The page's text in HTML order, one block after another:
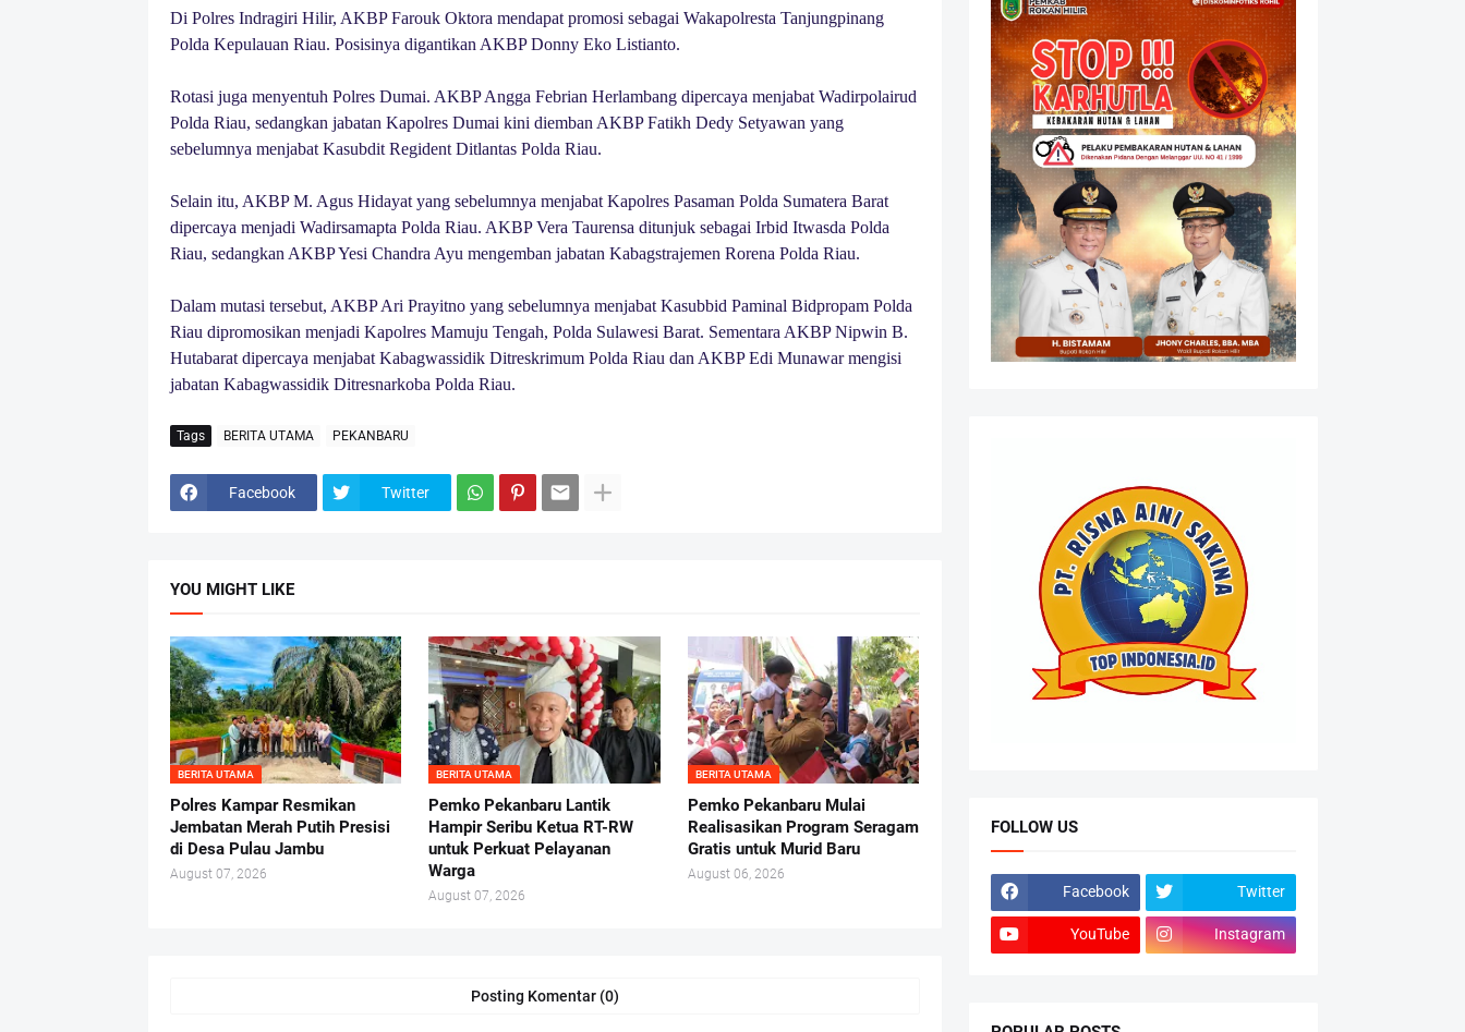
Di Polres Indragiri Hilir, AKBP Farouk Oktora mendapat promosi sebagai Wakapolresta Tanjungpinang
Polda Kepulauan Riau. Posisinya digantikan AKBP Donny Eko Listianto.
Rotasi juga menyentuh Polres Dumai. AKBP Angga Febrian Herlambang dipercaya menjabat Wadirpolairud
Polda Riau, sedangkan jabatan Kapolres Dumai kini diemban AKBP Fatikh Dedy Setyawan yang
sebelumnya menjabat Kasubdit Regident Ditlantas Polda Riau.
Selain itu, AKBP M. Agus Hidayat yang sebelumnya menjabat Kapolres Pasaman Polda Sumatera Barat
dipercaya menjadi Wadirsamapta Polda Riau. AKBP Vera Taurensa ditunjuk sebagai Irbid Itwasda Polda
Riau, sedangkan AKBP Yesi Chandra Ayu mengemban jabatan Kabagstrajemen Rorena Polda Riau.
Dalam mutasi tersebut, AKBP Ari Prayitno yang sebelumnya menjabat Kasubbid Paminal Bidpropam Polda
Riau dipromosikan menjadi Kapolres Mamuju Tengah, Polda Sulawesi Barat. Sementara AKBP Nipwin B.
Hutabarat dipercaya menjabat Kabagwassidik Ditreskrimum Polda Riau dan AKBP Edi Munawar mengisi
jabatan Kabagwassidik Ditresnarkoba Polda Riau.
Tags BERITA UTAMA PEKANBARU
Facebook Twitter
YOU MIGHT LIKE
BERITA UTAMA
Polres Kampar Resmikan
Jembatan Merah Putih Presisi
di Desa Pulau Jambu
August 07, 2026
BERITA UTAMA
Pemko Pekanbaru Lantik
Hampir Seribu Ketua RT-RW
untuk Perkuat Pelayanan
Warga
August 07, 2026
BERITA UTAMA
Pemko Pekanbaru Mulai
Realisasikan Program Seragam
Gratis untuk Murid Baru
August 06, 2026
Posting Komentar (0)
FOLLOW US
Facebook Twitter
YouTube Instagram